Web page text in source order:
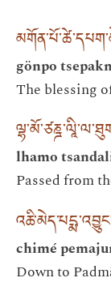
gönpo
The blessing
lhamo
Passed from
chimé
Down to